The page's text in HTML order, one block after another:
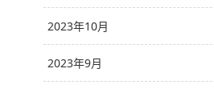
2023年10月
2023年9月